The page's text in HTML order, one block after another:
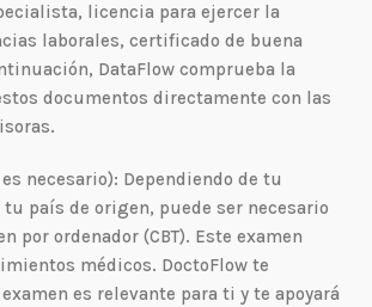
licencia para ejercer la
laborales, certificado de buena
DataFlow comprueba la
documentos directamente con las
necesario): Dependiendo de tu
país de origen, puede ser necesario
por ordenador (CBT). Este examen
médicos. DoctoFlow te
es relevante para ti y te apoyará